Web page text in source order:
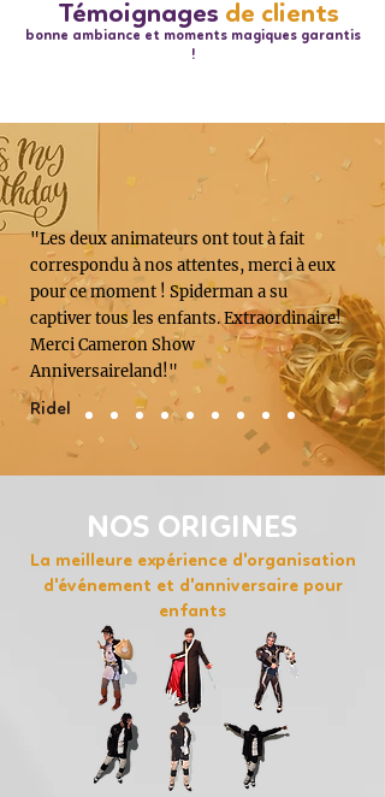
bonne ambiance et moments magiques garantis
!
Témoignages de clients
"Les deux animateurs ont tout à fait
correspondu à nos attentes, merci à eux
pour ce moment ! Spiderman a su
captiver tous les enfants. Extraordinaire!
Merci Cameron Show
Anniversaireland!"
Ridel
NOS ORIGINES
La meilleure expérience d'organisation
d'événement et d'anniversaire pour
enfants